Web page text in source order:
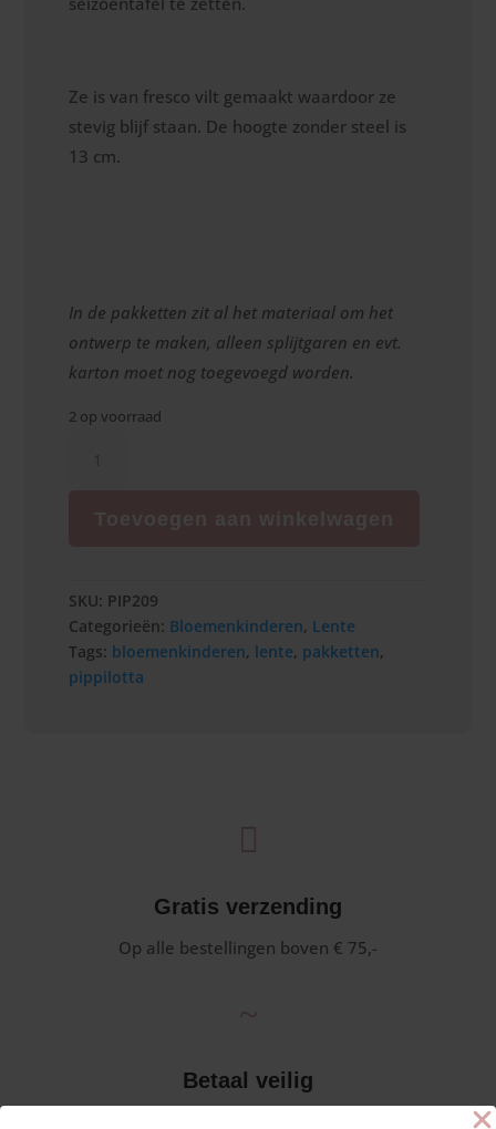
Ze is van fresco vilt gemaakt waardoor ze
stevig blijf staan. De hoogte zonder steel is
13 cm.
In de pakketten zit al het materiaal om het
ontwerp te maken, alleen splijtgaren en evt.
karton moet nog toegevoegd worden.
2 op voorraad
SKU: PIP209
Categorieën: Bloemenkinderen, Lente
Tags: bloemenkinderen, lente, pakketten,
pippilotta
Gratis verzending
Op alle bestellingen boven € 75,-
Betaal veilig